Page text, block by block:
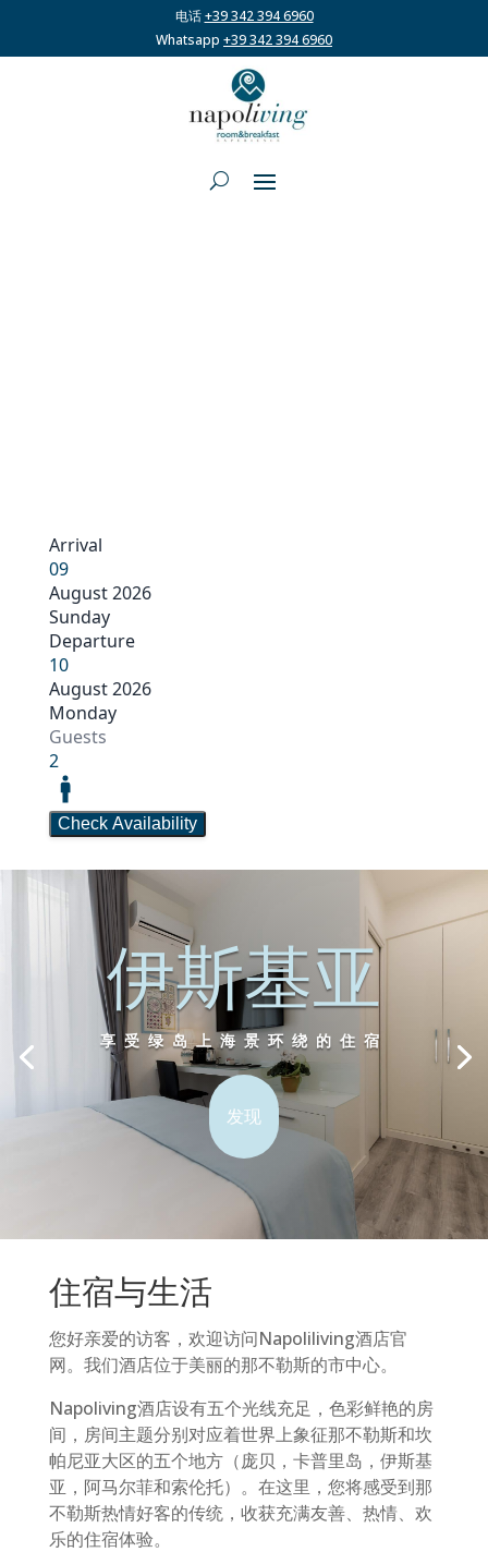
电话+39 342 394 6960
Whatsapp +39 342 394 6960
伊斯基亚
享受绿岛上海景环绕的住宿
发现
住宿与生活
您好亲爱的访客，欢迎访问Napoliliving酒店官
网。我们酒店位于美丽的那不勒斯的市中心。
Napoliving酒店设有五个光线充足，色彩鲜艳的房
间，房间主题分别对应着世界上象征那不勒斯和坎
帕尼亚大区的五个地方（庞贝，卡普里岛，伊斯基
亚，阿马尔菲和索伦托）。在这里，您将感受到那
不勒斯热情好客的传统，收获充满友善、热情、欢
乐的住宿体验。